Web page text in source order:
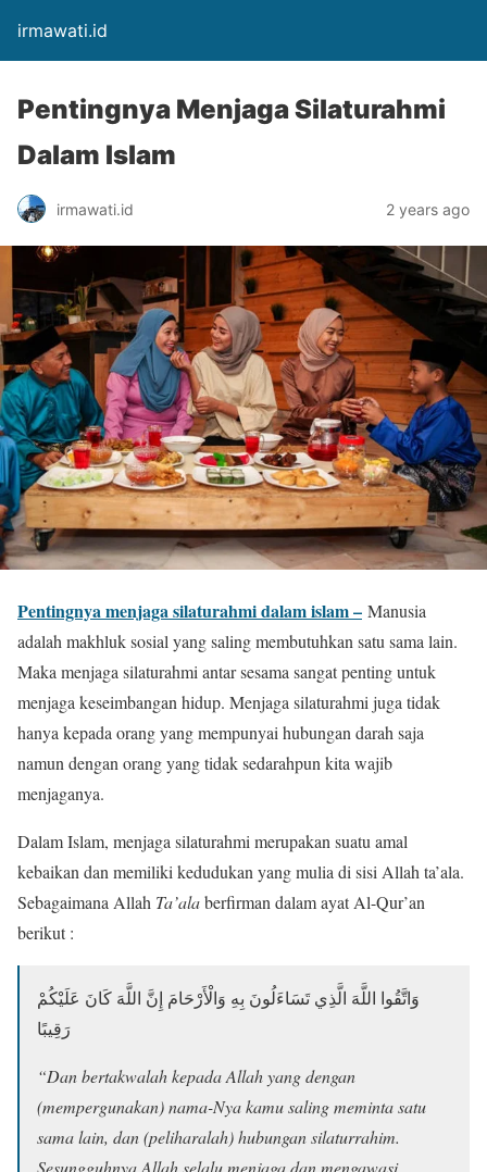
irmawati.id
Pentingnya Menjaga Silaturahmi
Dalam Islam
irmawati.id 2 years ago
Pentingnya menjaga silaturahmi dalam islam – Manusia
adalah makhluk sosial yang saling membutuhkan satu sama lain.
Maka menjaga silaturahmi antar sesama sangat penting untuk
menjaga keseimbangan hidup. Menjaga silaturahmi juga tidak
hanya kepada orang yang mempunyai hubungan darah saja
namun dengan orang yang tidak sedarahpun kita wajib
menjaganya.
Dalam Islam, menjaga silaturahmi merupakan suatu amal
kebaikan dan memiliki kedudukan yang mulia di sisi Allah ta’ala.
Sebagaimana Allah Ta’alaberfirman dalam ayat Al-Qur’an
berikut :
وَاتَّقُوا اللَّهَ الَّذِي تَسَاءَلُونَ بِهِ وَالْأَرْحَامَ إِنَّ اللَّهَ كَانَ عَلَيْكُمْ
رَقِيبًا
“Dan bertakwalah kepada Allah yang dengan
(mempergunakan) nama-Nya kamu saling meminta satu
sama lain, dan (peliharalah) hubungan silaturrahim.
Sesungguhnya Allah selalu menjaga dan mengawasi